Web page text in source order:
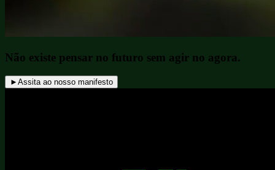
Não existe pensar no futuro sem agir no agora.
► Assita ao nosso manifesto